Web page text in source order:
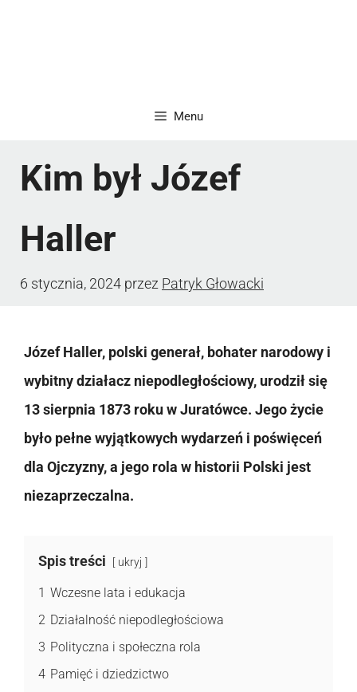
Menu
Kim był Józef
Haller
6 stycznia, 2024 przez Patryk Głowacki
Józef Haller, polski generał, bohater narodowy i
wybitny działacz niepodległościowy, urodził się
13 sierpnia 1873 roku w Juratówce. Jego życie
było pełne wyjątkowych wydarzeń i poświęceń
dla Ojczyzny, a jego rola w historii Polski jest
niezaprzeczalna.
Spis treści ukryj
1 Wczesne lata i edukacja
2 Działalność niepodległościowa
3 Polityczna i społeczna rola
4 Pamięć i dziedzictwo